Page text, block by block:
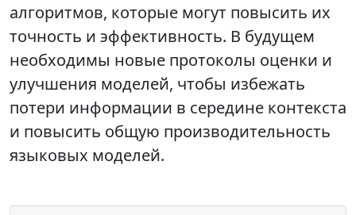
алгоритмов, которые могут повысить их
точность и эффективность. В будущем
необходимы новые протоколы оценки и
улучшения моделей, чтобы избежать
потери информации в середине контекста
и повысить общую производительность
языковых моделей.